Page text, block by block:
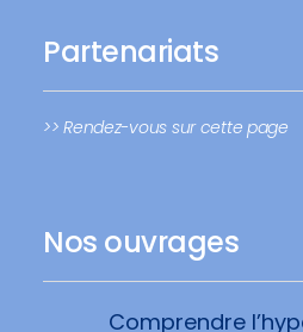
Partenariats
>> Rendez-vous sur cette page
Nos ouvrages
Comprendre